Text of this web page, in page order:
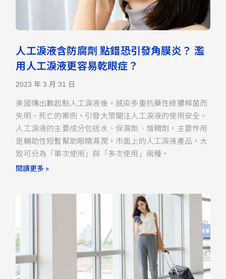
人工淚液含防腐劑 點錯恐引發角膜炎？ 濫
用人工淚液更容易乾眼症？
2023 年 3 月 31 日
美國傳出數起點人工淚液後，感染多重抗藥性綠膿桿菌而
失明、死亡的案例，引發大眾關注人工淚液的使用安全。
人工淚液的主要成分包括水、保濕劑、增稠劑，主要作用
是輔助性短暫幫助眼睛濕潤，市面上的人工淚液產品，大
致可分為「單次使用」與「多次使用」兩種。
閱讀更多 »